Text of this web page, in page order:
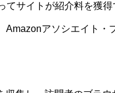
てサイトが紹介料を獲
アソシエイト・